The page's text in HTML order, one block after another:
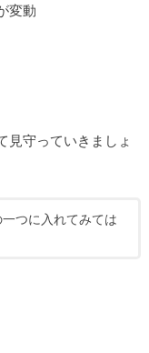
変動
見守っていきましょ
つに入れてみては